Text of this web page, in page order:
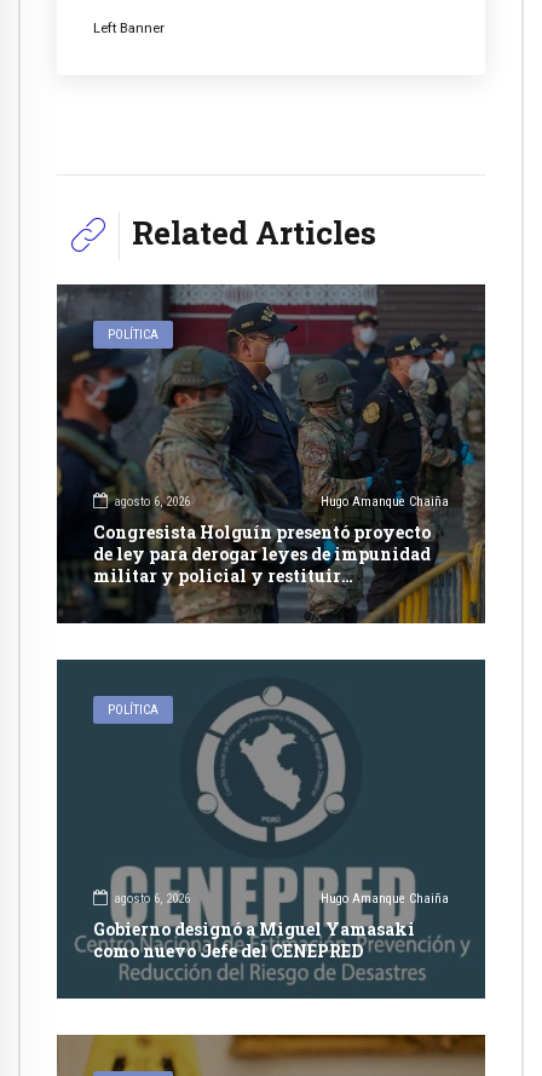
Left Banner
Related Articles
POLÍTICA
agosto 6, 2026 Hugo Amanque Chaiña
Congresista Holguín presentó proyecto
de ley para derogar leyes de impunidad
militar y policial y restituir
competencia de justicia ordinaria
POLÍTICA
agosto 6, 2026 Hugo Amanque Chaiña
Gobierno designó a Miguel Yamasaki
como nuevo Jefe del CENEPRED